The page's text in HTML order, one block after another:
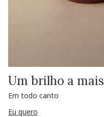
Um brilho a mais
Em todo canto
Eu quero